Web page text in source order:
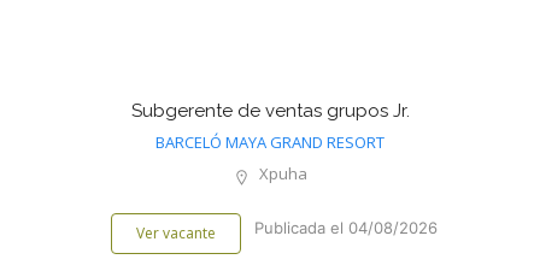
Subgerente de ventas grupos Jr.
BARCELÓ MAYA GRAND RESORT
Xpuha
Ver vacante Publicada el 04/08/2026